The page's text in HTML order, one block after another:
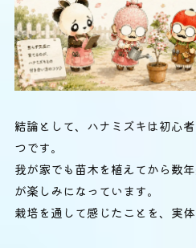
結論として、ハナミズキは初心
つです。
我が家でも苗木を植えてから数
が楽しみになっています。
栽培を通して感じたことを、実